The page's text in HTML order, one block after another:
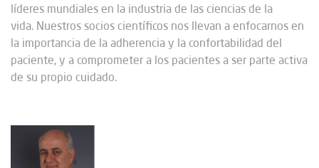
líderes mundiales en la industria de las ciencias de la
vida. Nuestros socios científicos nos llevan a enfocarnos en
la importancia de la adherencia y la confortabilidad del
paciente, y a comprometer a los pacientes a ser parte activa
de su propio cuidado.